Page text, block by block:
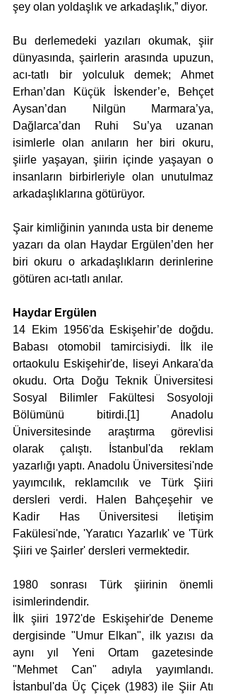
şey olan yoldaşlık ve arkadaşlık,” diyor.
Bu derlemedeki yazıları okumak, şiir
dünyasında, şairlerin arasında upuzun,
acı-tatlı bir yolculuk demek; Ahmet
Erhan’dan Küçük İskender’e, Behçet
Aysan’dan Nilgün Marmara’ya,
Dağlarca’dan Ruhi Su’ya uzanan
isimlerle olan anıların her biri okuru,
şiirle yaşayan, şiirin içinde yaşayan o
insanların birbirleriyle olan unutulmaz
arkadaşlıklarına götürüyor.
Şair kimliğinin yanında usta bir deneme
yazarı da olan Haydar Ergülen’den her
biri okuru o arkadaşlıkların derinlerine
götüren acı-tatlı anılar.
Haydar Ergülen
14 Ekim 1956'da Eskişehir’de doğdu.
Babası otomobil tamircisiydi. İlk ile
ortaokulu Eskişehir'de, liseyi Ankara'da
okudu. Orta Doğu Teknik Üniversitesi
Sosyal Bilimler Fakültesi Sosyoloji
Bölümünü bitirdi.[1] Anadolu
Üniversitesinde araştırma görevlisi
olarak çalıştı. İstanbul'da reklam
yazarlığı yaptı. Anadolu Üniversitesi'nde
yayımcılık, reklamcılık ve Türk Şiiri
dersleri verdi. Halen Bahçeşehir ve
Kadir Has Üniversitesi İletişim
Fakülesi'nde, 'Yaratıcı Yazarlık' ve 'Türk
Şiiri ve Şairler' dersleri vermektedir.
1980 sonrası Türk şiirinin önemli
isimlerindendir.
İlk şiiri 1972'de Eskişehir'de Deneme
dergisinde "Umur Elkan", ilk yazısı da
aynı yıl Yeni Ortam gazetesinde
"Mehmet Can" adıyla yayımlandı.
İstanbul'da Üç Çiçek (1983) ile Şiir Atı